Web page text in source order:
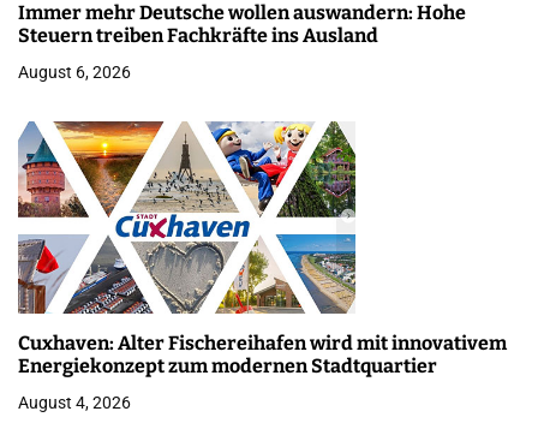
Immer mehr Deutsche wollen auswandern: Hohe
Steuern treiben Fachkräfte ins Ausland
August 6, 2026
Cuxhaven: Alter Fischereihafen wird mit innovativem
Energiekonzept zum modernen Stadtquartier
August 4, 2026